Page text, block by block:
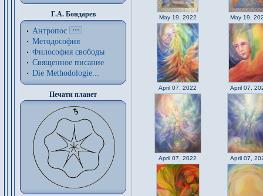
Г.А. Бондарев
Антропос
Методософия
Философия cвободы
Священное писание
Die Methodologie...
Печати планет
May 19, 2022 May 19,
April 07, 2022 April 07,
April 07, 2022 April 07,